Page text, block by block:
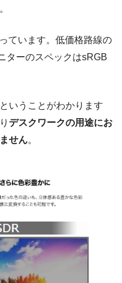
ています。低価格路線の
ターのスペックはsRGB
いうことがわかります
デスクワークの用途にお
せん。